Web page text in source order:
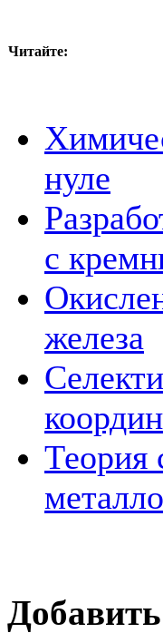
Читайте:
нуле
с
железа
Теория